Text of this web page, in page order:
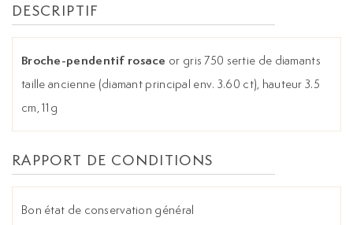
DESCRIPTIF
Broche-pendentif rosace or gris 750 sertie de diamants
taille ancienne (diamant principal env. 3.60 ct), hauteur 3.5
cm, 11g
RAPPORT DE CONDITIONS
Bon état de conservation général